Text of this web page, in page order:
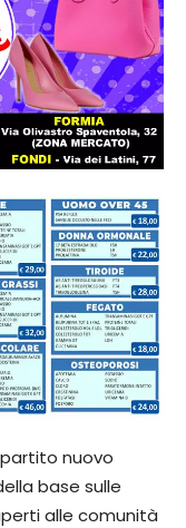
nuovo
base sulle
alle comunità